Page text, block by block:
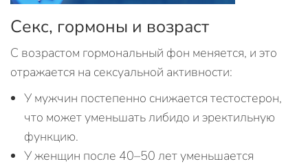
Секс, гормоны и возраст
С возрастом гормональный фон меняется, и это
отражается на сексуальной активности:
У мужчин постепенно снижается тестостерон,
что может уменьшать либидо и эректильную
функцию.
У женщин после 40–50 лет уменьшается